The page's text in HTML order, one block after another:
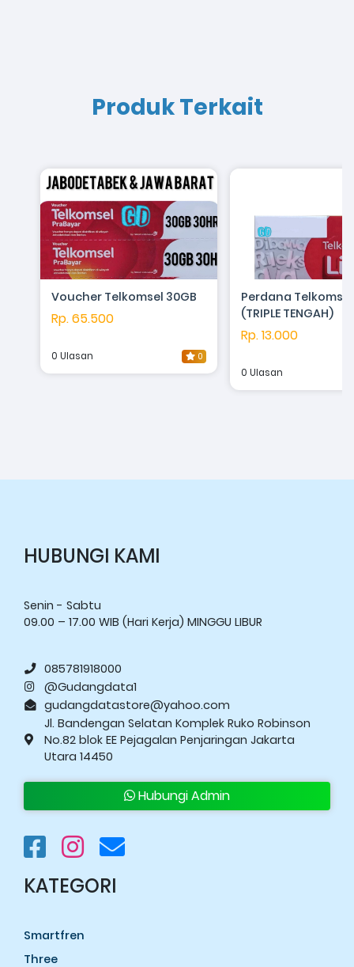
Produk Terkait
Voucher Telkomsel 30GB
Rp. 65.500
0 Ulasan 0
Perdana Telkomsel
(TRIPLE TENGAH)
Rp. 13.000
0 Ulasan
HUBUNGI KAMI
Senin - Sabtu
09.00 – 17.00 WIB (Hari Kerja) MINGGU LIBUR
085781918000
@Gudangdata1
gudangdatastore@yahoo.com
Jl. Bandengan Selatan Komplek Ruko Robinson
No.82 blok EE Pejagalan Penjaringan Jakarta
Utara 14450
Hubungi Admin
KATEGORI
Smartfren
Three